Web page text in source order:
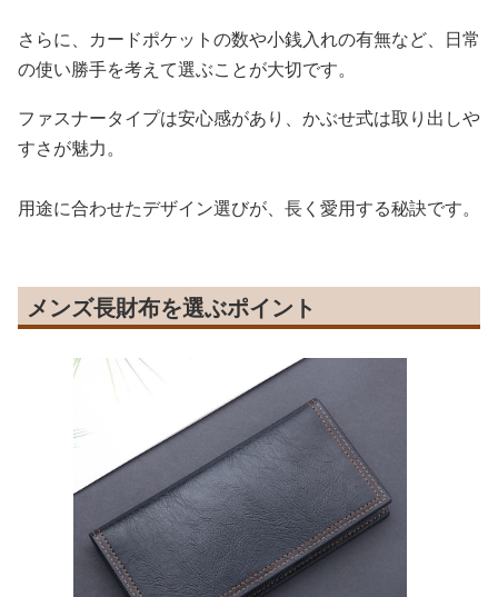
さらに、カードポケットの数や小銭入れの有無など、日常
の使い勝手を考えて選ぶことが大切です。
ファスナータイプは安心感があり、かぶせ式は取り出しや
すさが魅力。
用途に合わせたデザイン選びが、長く愛用する秘訣です。
メンズ長財布を選ぶポイント